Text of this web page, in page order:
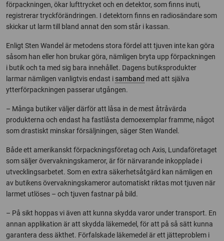
förpackningen, ökar lufttrycket och en detektor, som finns inuti,
registrerar tryckförändringen. I detektorn finns en radiosändare som
skickar ut larm till bland annat den som står i kassan.
Enligt Sten Wandel är metodens stora fördel att tjuven inte kan göra
såsom han eller hon brukar göra, nämligen bryta upp förpackningen
i butik och ta med sig bara innehållet. Dagens butiksprodukter
larmar nämligen vanligtvis endast i samband med att själva
ytterförpackningen passerar utgången.
– Många butiker väljer därför att låsa in de mest åtråvärda
produkterna och endast ha fastlåsta demoexemplar framme, något
som drastiskt minskar försäljningen, säger Sten Wandel.
Både ett amerikanskt förpackningsföretag och Axis, Lundaföretaget
som säljer övervakningskameror, är för närvarande inkopplade i
utvecklingsarbetet. Som en extra säkerhetsåtgärd kan nämligen en
av butikens övervakningskameror automatiskt riktas mot tjuven när
larmet utlöses – och tjuven fastnar på bild.
– På sikt hoppas vi även att kunna skydda varor under transport. En
annan applikation är att skydda läkemedel, för att på så sätt kunna
garantera dess äkthet. Förfalskade läkemedel är ett jätteproblem i